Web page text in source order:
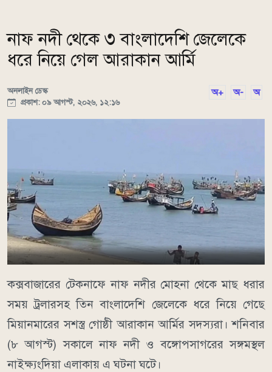
নাফ নদী থেকে ৩ বাংলাদেশি জেলেকে
ধরে নিয়ে গেল আরাকান আর্মি
অনলাইন ডেস্ক
প্রকাশ: ০৯ আগস্ট, ২০২৬, ১২:১৬
অ+ অ- অ
কক্সবাজারের টেকনাফে নাফ নদীর মোহনা থেকে মাছ ধরার
সময় ট্রলারসহ তিন বাংলাদেশি জেলেকে ধরে নিয়ে গেছে
মিয়ানমারের সশস্ত্র গোষ্ঠী আরাকান আর্মির সদস্যরা। শনিবার
(৮ আগস্ট) সকালে নাফ নদী ও বঙ্গোপসাগরের সঙ্গমস্থল
নাইক্ষ্যংদিয়া এলাকায় এ ঘটনা ঘটে।